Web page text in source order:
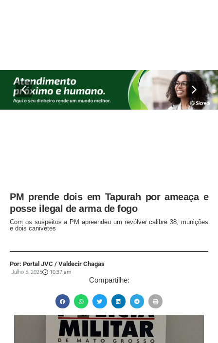
PM prende dois em Tapurah por ameaça e
posse ilegal de arma de fogo
Com os suspeitos a PM apreendeu um revólver calibre 38, munições
e dois canivetes
Por: Portal JVC / Valdecir Chagas
Julho 5, 2025 10:37 am
Compartilhe: